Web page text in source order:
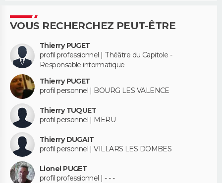
VOUS RECHERCHEZ PEUT-ÊTRE
Thierry PUGET
profil professionnel | Théâtre du Capitole -
Responsable intormatique
Thierry PUGET
profil personnel | BOURG LES VALENCE
Thierry TUQUET
profil personnel | MERU
Thierry DUGAIT
profil personnel | VILLARS LES DOMBES
Lionel PUGET
profil professionnel | - - -